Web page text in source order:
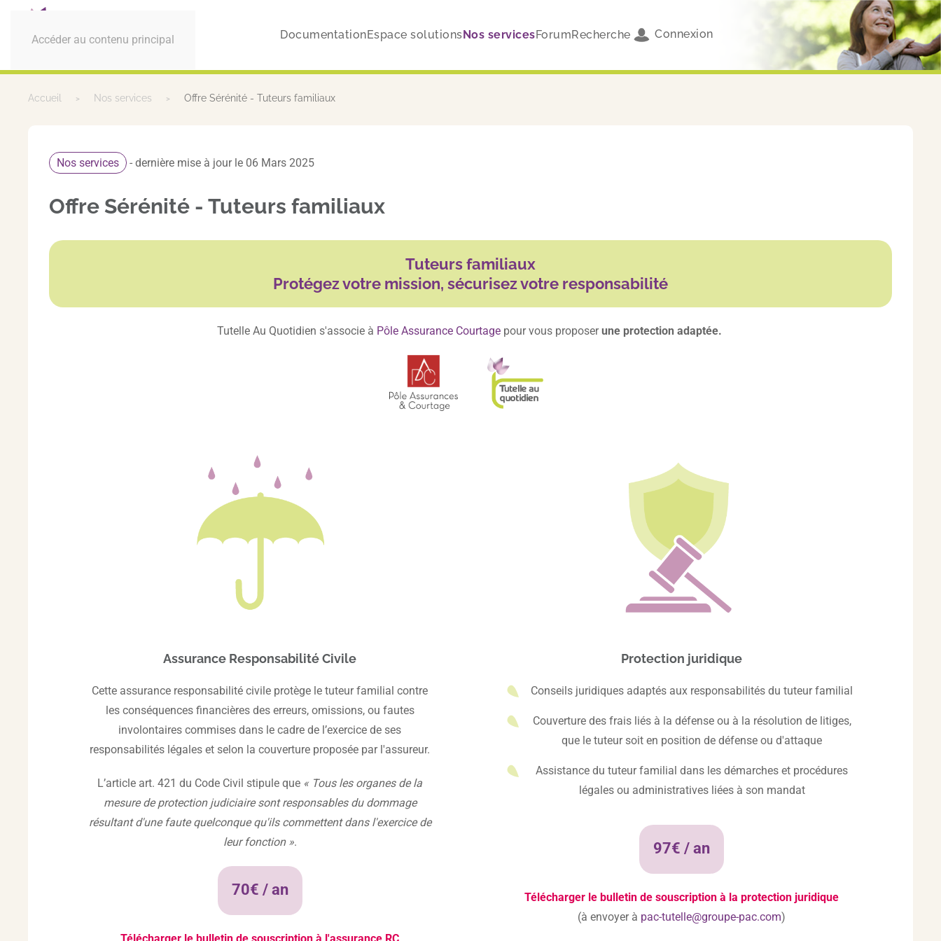
Accéder au contenu principal DocumentationEspace solutionsNos servicesForumRecherche Connexion
Accueil Nos services Offre Sérénité - Tuteurs familiaux
Nos services - dernière mise à jour le 06 Mars 2025
Offre Sérénité - Tuteurs familiaux
Tuteurs familiaux
Protégez votre mission, sécurisez votre responsabilité
Tutelle Au Quotidien s'associe à Pôle Assurance Courtagepour vous proposerune protection adaptée.
Assurance Responsabilité Civile
Cette assurance responsabilité civile protège le tuteur familial contre
les conséquences financières des erreurs, omissions, ou fautes
involontaires commises dans le cadre de l’exercice de ses
responsabilités légales et selon la couverture proposée par l'assureur.
L’article art. 421 du Code Civil stipule que « Tous les organes de la
mesure de protection judiciaire sont responsables du dommage
résultant d'une faute quelconque qu'ils commettent dans l'exercice de
leur fonction ».
70€ / an
Protection juridique
Conseils juridiques adaptés aux responsabilités du tuteur familial
Couverture des frais liés à la défense ou à la résolution de litiges,
que le tuteur soit en position de défense ou d'attaque
Assistance du tuteur familial dans les démarches et procédures
légales ou administratives liées à son mandat
97€ / an
Télécharger le bulletin de souscription à la protection juridique
(à envoyer à pac-tutelle@groupe-pac.com)